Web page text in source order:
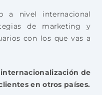
a nivel internacional
de marketing y
con los que vas a
internacionalización de
en otros países.